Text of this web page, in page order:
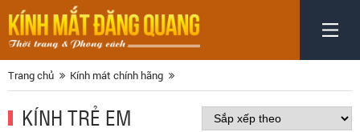
Trang chủ Kính mát chính hãng
KÍNH TRẺ EM